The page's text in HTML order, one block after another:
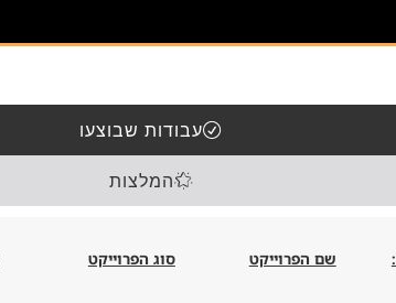
עבודות שבוצעו
המלצות
שם הפרוייקט סוג הפרוייקט